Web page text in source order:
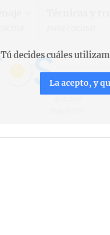
Tú decides cuáles
La acepto, y